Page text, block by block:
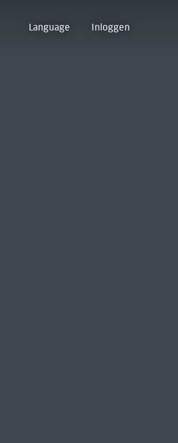
Language Inloggen